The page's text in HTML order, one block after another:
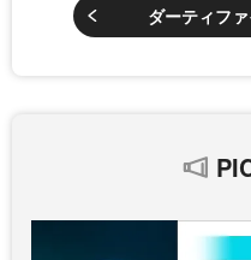
ダーティフ